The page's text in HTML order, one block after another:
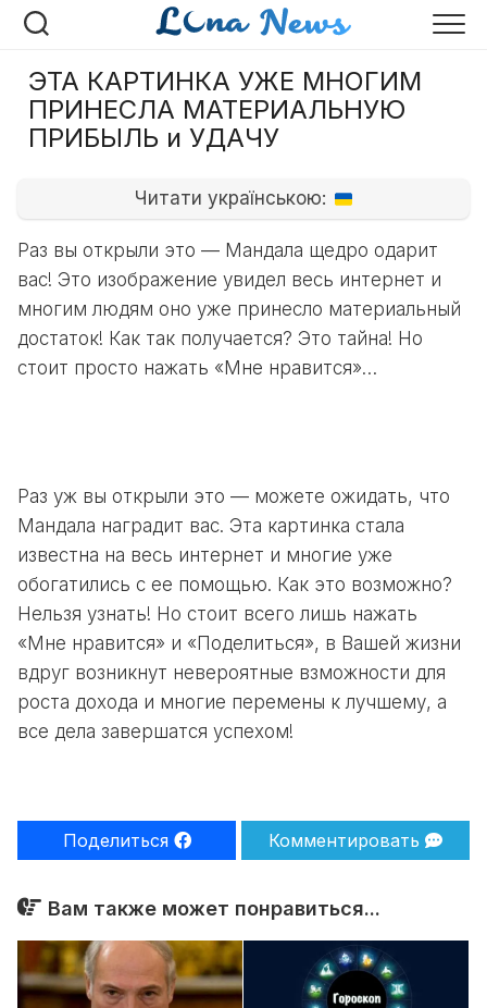
Перейти
ЭТА КАРТИНКА УЖЕ МНОГИМ
ПРИНЕСЛА МАТЕРИАЛЬНУЮ
ПРИБЫЛЬ и УДАЧУ
Читати українською:
Раз вы открыли это — Мандала щедро одарит
вас! Это изображение увидел весь интернет и
многим людям оно уже принесло материальный
достаток! Как так получается? Это тайна! Но
стоит просто нажать «Мне нравится»…
Раз уж вы открыли это — можете ожидать, что
Мандала наградит вас. Эта картинка стала
известна на весь интернет и многие уже
обогатились с ее помощью. Как это возможно?
Нельзя узнать! Но стоит всего лишь нажать
«Мне нравится» и «Поделиться», в Вашей жизни
вдруг возникнут невероятные взможности для
роста дохода и многие перемены к лучшему, а
все дела завершатся успехом!
Поделиться Комментировать
Вам также может понравиться...